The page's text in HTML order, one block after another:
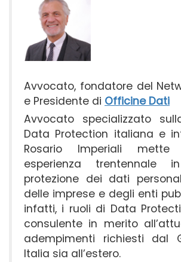
Avvocato, fondatore del
e Presidente di Officine Dati
Avvocato specializzato
Data Protection italiana e
Rosario Imperiali
esperienza trentennale
protezione dei dati
delle imprese e degli enti
infatti, i ruoli di Data
consulente in merito
adempimenti richiesti dal
Italia sia all’estero.